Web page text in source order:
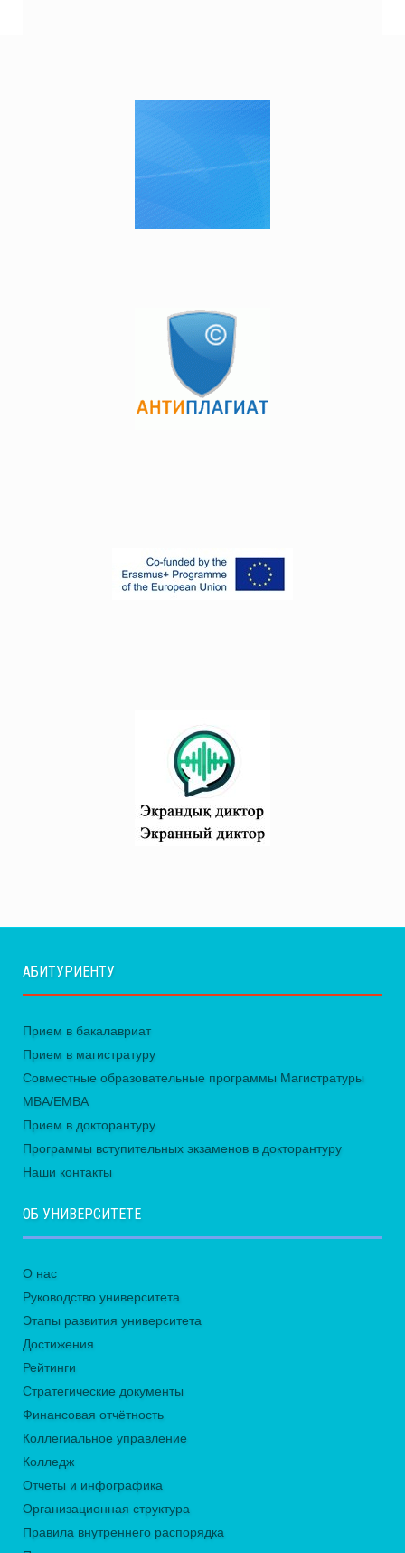
АБИТУРИЕНТУ
Прием в бакалавриат
Прием в магистратуру
Совместные образовательные программы Магистратуры
MBA/EMBA
Прием в докторантуру
Программы вступительных экзаменов в докторантуру
Наши контакты
ОБ УНИВЕРСИТЕТЕ
О нас
Руководство университета
Этапы развития университета
Достижения
Рейтинги
Стратегические документы
Финансовая отчётность
Коллегиальное управление
Колледж
Отчеты и инфографика
Организационная структура
Правила внутреннего распорядка